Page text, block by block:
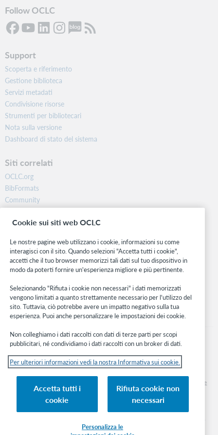
Follow OCLC
Support
Scoperta e riferimento
Gestione biblioteca
Servizi metadati
Condivisione risorse
Strumenti per bibliotecari
Nota sulla versione
Dashboard di stato del sistema
Siti correlati
OCLC.org
BibFormats
Community
Ricerca
WebJunction
Stay in the know.
Ricevi gli ultimi aggiornamenti di prodotti, ricerche, eventi e molto
altro direttamente nella tua casella di posta.
Subscribe now
© 2026 OCLC
Marchi e/o marchi di servizio nazionali e internazionali di OCLC, Inc. e delle sue
Informativa sui cookie Elenco e impostazioni dei cookie
Cookie sui siti web OCLC
Le nostre pagine web utilizzano i cookie, informazioni su come
interagisci con il sito. Quando selezioni "Accetta tutti i cookie",
accetti che il tuo browser memorizzi tali dati sul tuo dispositivo in
modo da poterti fornire un'esperienza migliore e più pertinente.
Selezionando "Rifiuta i cookie non necessari" i dati memorizzati
vengono limitati a quanto strettamente necessario per l'utilizzo del
sito. Tuttavia, ciò potrebbe avere un impatto negativo sulla tua
esperienza. Puoi anche personalizzare le impostazioni dei cookie.
Non colleghiamo i dati raccolti con dati di terze parti per scopi
pubblicitari, né condividiamo i dati raccolti con un broker di dati.
Per ulteriori informazioni vedi la nostra Informativa sui cookie.
Accetta tutti i
cookie
Rifiuta cookie non
necessari
Personalizza le